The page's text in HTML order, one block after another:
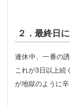
２．最終日
連休中、一番の
これが3日以上続
が地獄のように辛